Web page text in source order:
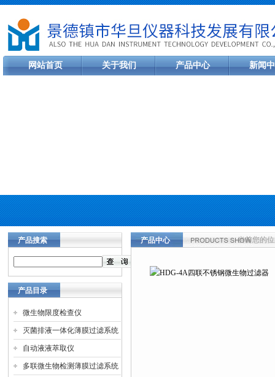
网站首页 关于我们 产品中心 新闻
产品搜索
产品目录
微生物限度检查仪
灭菌排液一体化薄膜过滤系统
自动液液萃取仪
多联微生物检测薄膜过滤系统
产品中心 当前您的